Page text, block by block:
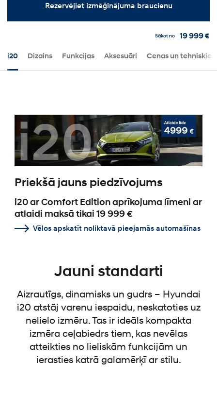
Rezervējiet izmēģinājuma braucienu
i20 Dizains Funkcijas Aksesuāri Cenas un tehniskie
Sākot no 19 999 €
Priekšā jauns piedzīvojums
i20 ar Comfort Edition aprīkojuma līmeni ar
atlaidi maksā tikai 19 999 €
Vēlos apskatīt noliktavā pieejamās automašīnas
Jauni standarti
Aizrautīgs, dinamisks un gudrs – Hyundai
i20 atstāj varenu iespaidu, neskatoties uz
nelielo izmēru. Tas ir ideāls kompakta
izmēra ceļabiedrs tiem, kas nevēlas
atteikties no lieliskām funkcijām un
ierasties katrā galamērķī ar stilu.